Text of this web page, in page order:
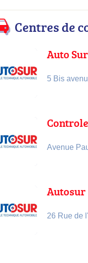
Centres de
Auto Sur
5 Bis
Avenue
Autosur
26 Rue de